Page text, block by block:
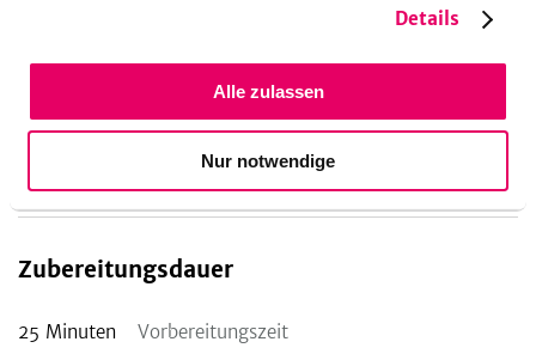
Details
Alle zulassen
Nur notwendige
Kürbis ist der Klassiker im Herbst. Doch wie gesund ist er
Statt diesem herbstlichen Brotsalat hier ist auch der
Panzanella mit gegrillter Nektarine
Leckerbissen.
Zubereitungsdauer
25 Minuten
Vorbereitungszeit